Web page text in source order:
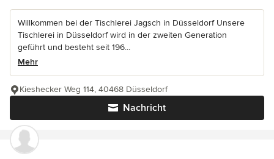
Willkommen bei der Tischlerei Jagsch in Düsseldorf Unsere
Tischlerei in Düsseldorf wird in der zweiten Generation
geführt und besteht seit 196...
Mehr
Nachricht
Kieshecker Weg 114, 40468 Düsseldorf